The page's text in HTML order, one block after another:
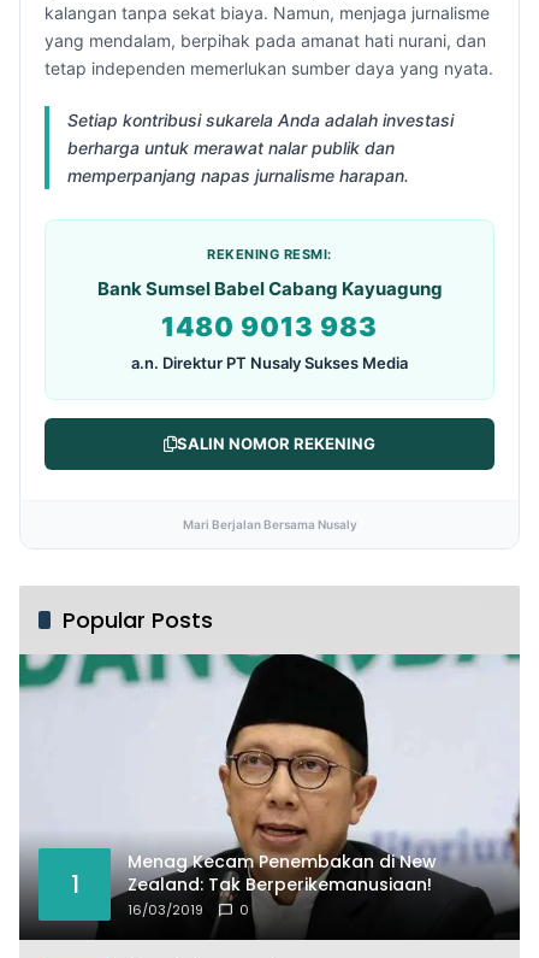
kalangan tanpa sekat biaya. Namun, menjaga jurnalisme
yang mendalam, berpihak pada amanat hati nurani, dan
tetap independen memerlukan sumber daya yang nyata.
Setiap kontribusi sukarela Anda adalah investasi
berharga untuk merawat nalar publik dan
memperpanjang napas jurnalisme harapan.
REKENING RESMI:
Bank Sumsel Babel Cabang Kayuagung
1480 9013 983
a.n. Direktur PT Nusaly Sukses Media
SALIN NOMOR REKENING
Mari Berjalan Bersama Nusaly
Popular Posts
1
Menag Kecam Penembakan di New
Zealand: Tak Berperikemanusiaan!
16/03/2019 0